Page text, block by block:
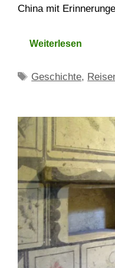
China mit
Weiterlesen
Schlagwörter
Geschichte,